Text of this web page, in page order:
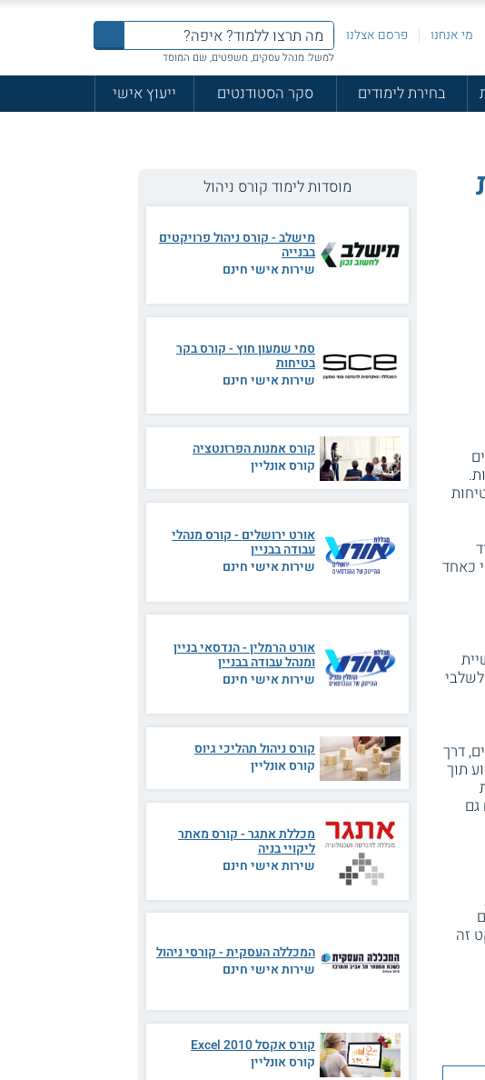
מי אנחנו פרסם אצלנו
למשל: מנהל עסקים, משפטים, שם המוסד
בחירת לימודים סקר הסטודנטים
ייעוץ אישי
כאחד
דרך
תוך
גם
זה
מוסדות לימוד קורס ניהול
מישלב - קורס ניהול פרויקטים
בבנייה
שירות אישי חינם
סמי שמעון חוץ - קורס בקר
בטיחות
שירות אישי חינם
קורס אמנות הפרזנטציה
קורס אונליין
אורט ירושלים - קורס מנהלי
עבודה בבניין
שירות אישי חינם
אורט הרמלין - הנדסאי בניין
ומנהל עבודה בבניין
שירות אישי חינם
קורס ניהול תהליכי גיוס
קורס אונליין
מכללת אתגר - קורס מאתר
ליקויי בניה
שירות אישי חינם
המכללה העסקית - קורסי ניהול
שירות אישי חינם
קורס אקסל 2010 Excel
קורס אונליין